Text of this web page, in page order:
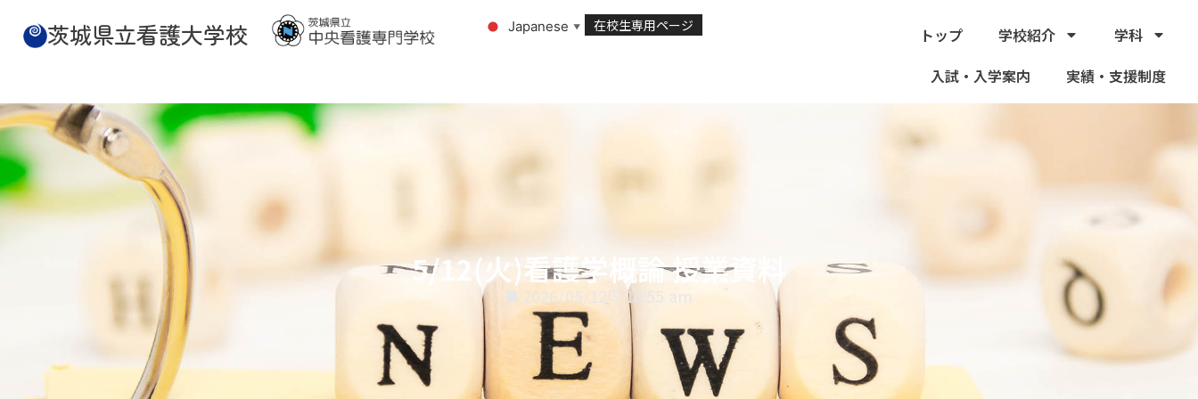
茨城県立看護大学校 Japanese ▼ 在校生専用ページ トップ 学校紹介
学科
入試・入学案内
実績・支援制度
5/12(火)看護学概論 授業資料
2026/05/12 10:55 am